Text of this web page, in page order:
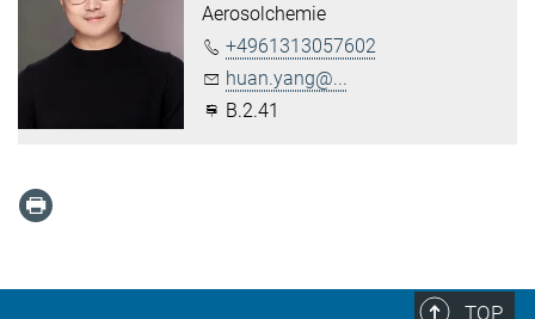
Aerosolchemie
+4961313057602
huan.yang@...
B.2.41
TOP